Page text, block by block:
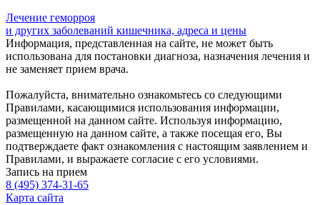
Лечение геморроя
и других заболеваний кишечника, адреса и цены
Информация, представленная на сайте, не может быть
использована для постановки диагноза, назначения лечения и
не заменяет прием врача.
Пожалуйста, внимательно ознакомьтесь со следующими
Правилами, касающимися использования информации,
размещенной на данном сайте. Используя информацию,
размещенную на данном сайте, а также посещая его, Вы
подтверждаете факт ознакомления с настоящим заявлением и
Правилами, и выражаете согласие с его условиями.
Запись на прием
8 (495) 374-31-65
Карта сайта